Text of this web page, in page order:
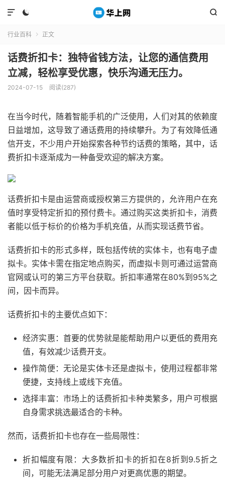
 

行业百科  正文
话费折扣卡：独特省钱方法，让您的通信费用
立减，轻松享受优惠，快乐沟通无压力。
2024-07-15 阅读(287)
在当今时代，随着智能手机的广泛使用，人们对其的依赖度
日益增加，这导致了通话费用的持续攀升。为了有效降低通
信开支，不少用户开始探索各种节约话费的策略，其中，话
费折扣卡逐渐成为一种备受欢迎的解决方案。
话费折扣卡是由运营商或授权第三方提供的，允许用户在充
值时享受特定折扣的预付费卡。通过购买这类折扣卡，消费
者能以低于标价的价格为手机充值，从而实现话费节省。
话费折扣卡的形式多样，既包括传统的实体卡，也有电子虚
拟卡。实体卡需在指定地点购买，而虚拟卡则可通过运营商
官网或认可的第三方平台获取。折扣率通常在80%到95%之
间，因卡而异。
话费折扣卡的主要优点如下：
经济实惠：首要的优势就是能帮助用户以更低的费用充
值，有效减少话费开支。
操作简便：无论是实体卡还是虚拟卡，使用过程都非常
便捷，支持线上或线下充值。
选择丰富：市场上的话费折扣卡种类繁多，用户可根据
自身需求挑选最适合的卡种。
然而，话费折扣卡也存在一些局限性：
折扣幅度有限：大多数折扣卡的折扣在8折到9.5折之
间，可能无法满足部分用户对更高优惠的期望。